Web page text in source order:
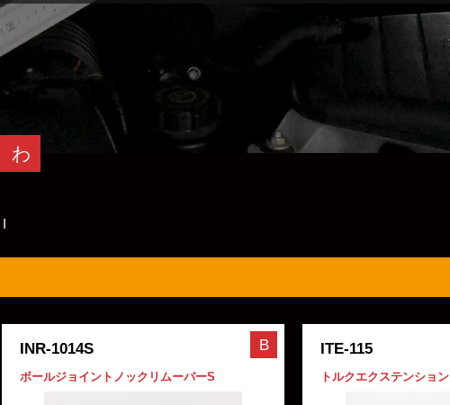
わ
I
INR-1014S
ボールジョイントノックリムーバーS
B ITE-115
トルクエクステンション